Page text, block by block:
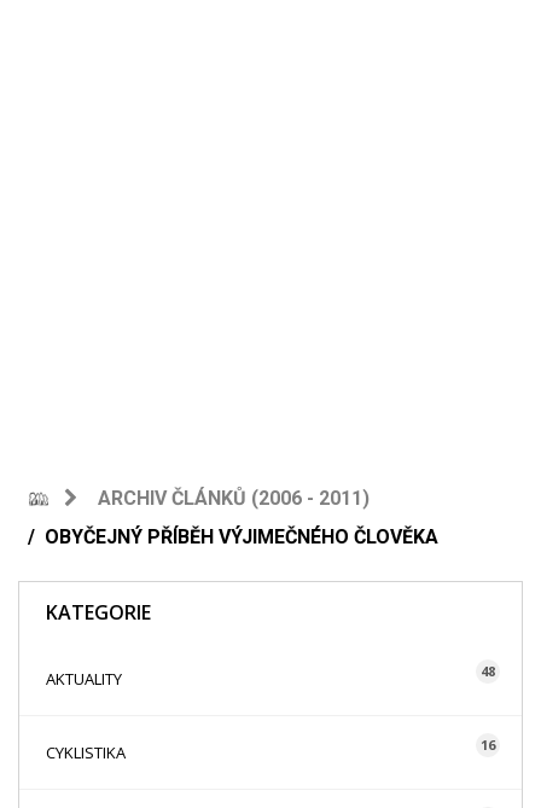
ARCHIV ČLÁNKŮ (2006 - 2011)
OBYČEJNÝ PŘÍBĚH VÝJIMEČNÉHO ČLOVĚKA
KATEGORIE
AKTUALITY 48
CYKLISTIKA 16